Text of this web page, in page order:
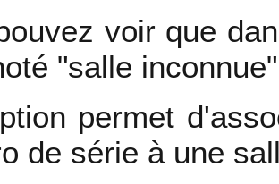
voir que
"salle inconnue"
permet
de série à une